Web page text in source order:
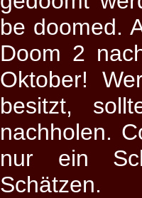
be doomed.
Doom 2
Oktober!
besitzt,
nachholen.
nur ein
Schätzen.